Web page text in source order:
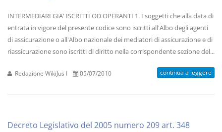
INTERMEDIARI GIA' ISCRITTI OD OPERANTI 1. I soggetti che alla data di
entrata in vigore del presente codice sono iscritti all'Albo degli agenti
di assicurazione o all'Albo nazionale dei mediatori di assicurazione e di
riassicurazione sono iscritti di diritto nella corrispondente sezione del...
Redazione WikiJus I 05/07/2010 continua a leggere
Decreto Legislativo del 2005 numero 209 art. 348